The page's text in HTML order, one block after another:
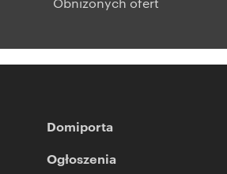
Domiporta
Ogłoszenia